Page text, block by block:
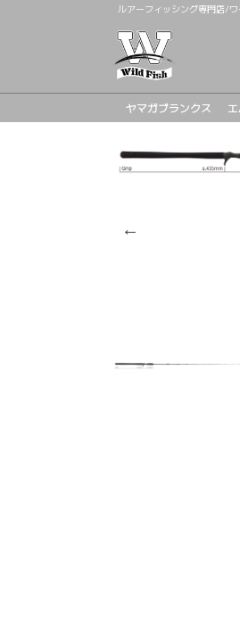
ルアーフィッシング専門店/
ヤマガブランクス